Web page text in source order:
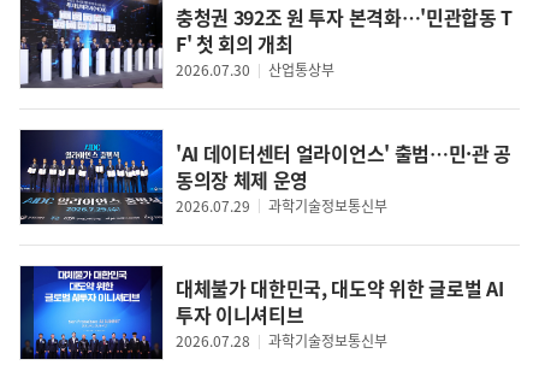
충청권 392조 원 투자 본격화…'민관합동 T
F' 첫 회의 개최
2026.07.30 산업통상부
'AI 데이터센터 얼라이언스' 출범…민·관 공
동의장 체제 운영
2026.07.29 과학기술정보통신부
대체불가 대한민국, 대도약 위한 글로벌 AI
투자 이니셔티브
2026.07.28 과학기술정보통신부